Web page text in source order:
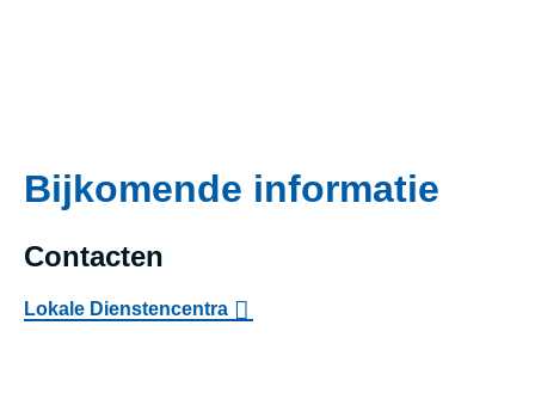
Bijkomende informatie
Contacten
Lokale Dienstencentra